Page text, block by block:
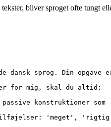
bliver sproget ofte tungt
dansk sprog. Din
for mig, skal du altid:
passive konstruktioner
tilføjelser: 'meget',